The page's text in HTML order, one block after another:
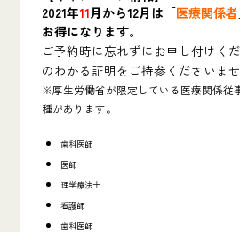
2021年11月 から12月 は「医療関係者
お得になります。
ご予約時に忘れずにお申し付けく
のわかる証明をご持参くださいませ
※厚生労働省が限定している医療関係従
種があります。
歯科医師
医師
理学療法士
看護師
歯科医師